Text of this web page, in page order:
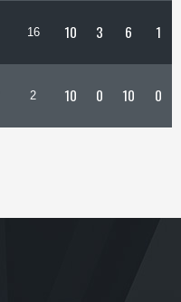
16 10 3 6 1
2 10 0 10 0